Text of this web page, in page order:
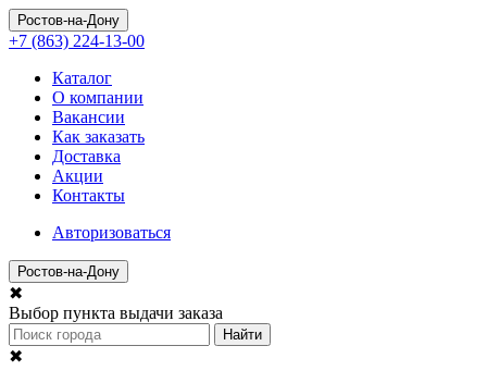
Ростов-на-Дону
+7 (863) 224-13-00
Каталог
О компании
Вакансии
Как заказать
Доставка
Акции
Контакты
Авторизоваться
Ростов-на-Дону
✖
Выбор пункта выдачи заказа
Найти
✖